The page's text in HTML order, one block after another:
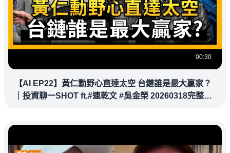
00:30
【AI EP22】黃仁勳野心直達太空 台鏈誰是最大贏家？
｜投資聊一SHOT ft.#連乾文 #吳金榮 20260318完整版